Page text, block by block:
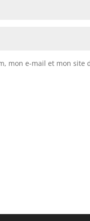
mon e-mail et mon